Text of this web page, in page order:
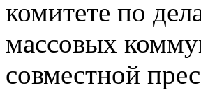
комитете по
массовых
совместной